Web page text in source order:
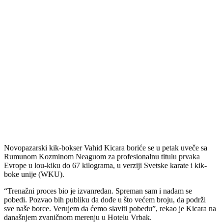
Novopazarski kik-bokser Vahid Kicara boriće se u petak uveče sa
Rumunom Kozminom Neaguom za profesionalnu titulu prvaka
Evrope u lou-kiku do 67 kilograma, u verziji Svetske karate i kik-
boke unije (WKU).
“Trenažni proces bio je izvanredan. Spreman sam i nadam se
pobedi. Pozvao bih publiku da dođe u što većem broju, da podrži
sve naše borce. Verujem da ćemo slaviti pobedu”, rekao je Kicara na
današnjem zvaničnom merenju u Hotelu Vrbak.